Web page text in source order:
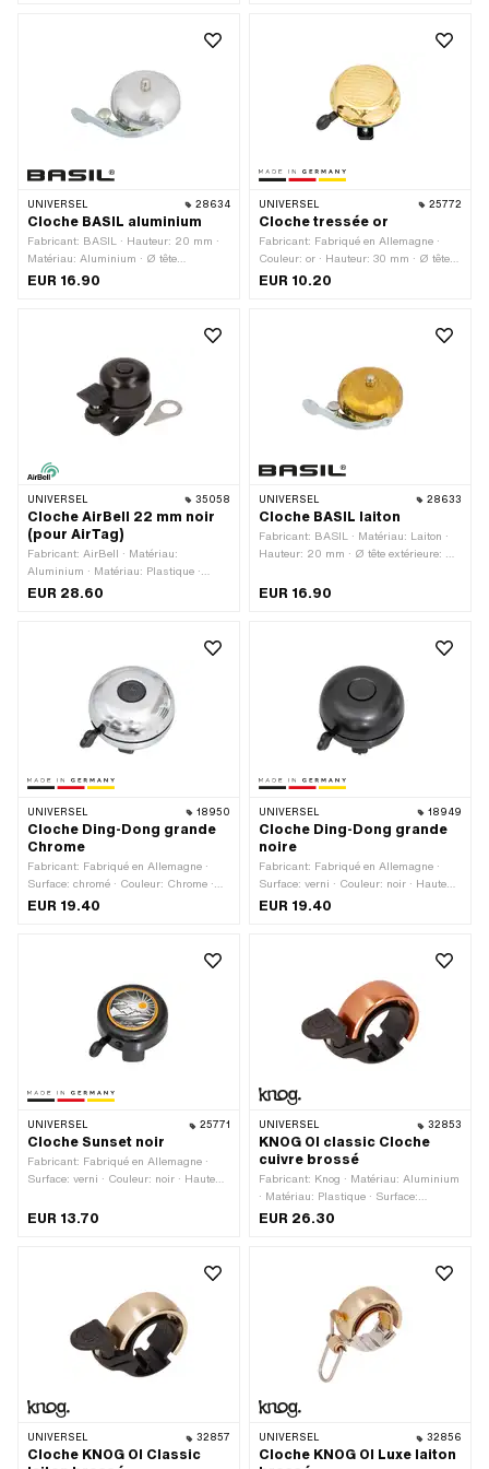
UNIVERSEL 28634
Cloche BASIL aluminium
Fabricant: BASIL · Hauteur: 20 mm ·
Matériau: Aluminium · Ø tête
extérieure: 57 mm
EUR 16.90
UNIVERSEL 25772
Cloche tressée or
Fabricant: Fabriqué en Allemagne ·
Couleur: or · Hauteur: 30 mm · Ø tête
extérieure: 55 mm
EUR 10.20
UNIVERSEL 35058
Cloche AirBell 22 mm noir
(pour AirTag)
Fabricant: AirBell · Matériau:
Aluminium · Matériau: Plastique ·
Surface: verni · Couleur: noir ·
EUR 28.60
UNIVERSEL 28633
Cloche BASIL laiton
Fabricant: BASIL · Matériau: Laiton ·
Hauteur: 20 mm · Ø tête extérieure: 57
EUR 16.90
UNIVERSEL 18950
Cloche Ding-Dong grande
Chrome
Fabricant: Fabriqué en Allemagne ·
Surface: chromé · Couleur: Chrome ·
Hauteur: 51 mm · Ø tête extérieure: 80
EUR 19.40
UNIVERSEL 18949
Cloche Ding-Dong grande
noire
Fabricant: Fabriqué en Allemagne ·
Surface: verni · Couleur: noir · Hauteur:
51 mm · Ø tête extérieure: 80 mm
EUR 19.40
UNIVERSEL 25771
Cloche Sunset noir
Fabricant: Fabriqué en Allemagne ·
Surface: verni · Couleur: noir · Hauteur:
EUR 13.70
UNIVERSEL 32853
KNOG OI classic Cloche
cuivre brossé
Fabricant: Knog · Matériau: Aluminium
· Matériau: Plastique · Surface:
anodisé · Couleur: couleur cuivre ·
EUR 26.30
UNIVERSEL 32857
Cloche KNOG OI Classic
UNIVERSEL 32856
Cloche KNOG OI Luxe laiton